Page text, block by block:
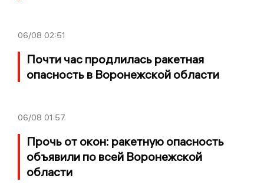
06/08 02:51
Почти час продлилась ракетная
опасность в Воронежской области
06/08 01:57
Прочь от окон: ракетную опасность
объявили по всей Воронежской
области